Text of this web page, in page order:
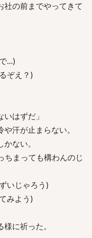
社の前までやってきて
...)
ぞえ？)
はずだ」
汗が止まらない。
ない。
ちまっても構わんのじ
いじゃろう)
みよう)
に祈った。